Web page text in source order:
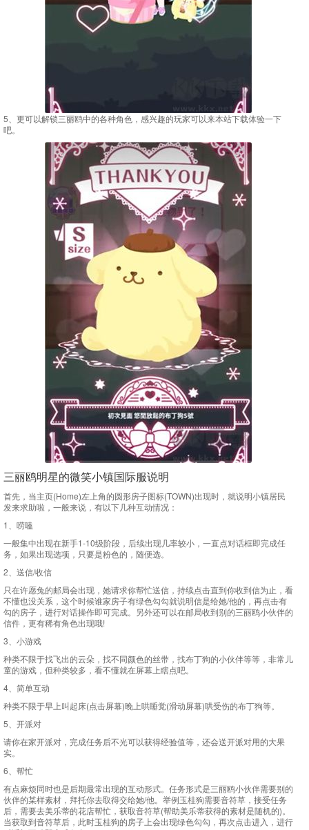
5、更可以解锁三丽鸥中的各种角色，感兴趣的玩家可以来本站下载体验一下
吧。
三丽鸥明星的微笑小镇国际服说明
首先，当主页(Home)左上角的圆形房子图标(TOWN)出现时，就说明小镇居民
发来求助啦，一般来说，有以下几种互动情况：
1、唠嗑
一般集中出现在新手1-10级阶段，后续出现几率较小，一直点对话框即完成任
务，如果出现选项，只要是粉色的，随便选。
2、送信/收信
只在许愿兔的邮局会出现，她请求你帮忙送信，持续点击直到你收到信为止，看
不懂也没关系，这个时候谁家房子有绿色勾勾就说明信是给她/他的，再点击有
勾的房子，进行对话操作即可完成。另外还可以在邮局收到别的三丽鸥小伙伴的
信件，更有稀有角色出现哦!
3、小游戏
种类不限于找飞出的云朵，找不同颜色的丝带，找布丁狗的小伙伴等等，非常儿
童的游戏，但种类较多，看不懂就在屏幕上瞎点吧。
4、简单互动
种类不限于早上叫起床(点击屏幕)晚上哄睡觉(滑动屏幕)哄受伤的布丁狗等。
5、开派对
请你在家开派对，完成任务后不光可以获得经验值等，还会送开派对用的大果
实。
6、帮忙
有点麻烦同时也是后期最常出现的互动形式。任务形式是三丽鸥小伙伴需要别的
伙伴的某样素材，拜托你去取得交给她/他。举例玉桂狗需要音符草，接受任务
后，需要去美乐蒂的花店帮忙，获取音符草(帮助美乐蒂获得的素材是随机的)。
当获取到音符草后，此时玉桂狗的房子上会出现绿色勾勾，再次点击进入，进行